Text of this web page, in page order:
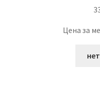
Цена за